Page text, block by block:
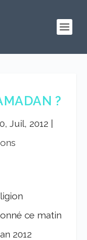
?
Juil, 2012
ce matin
2012